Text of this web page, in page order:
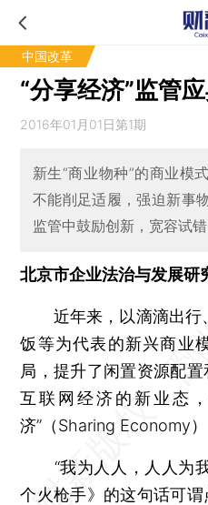
中国改革
“分享经济”监管
2016年01月01日第1期
新生“商业物种”的商业模
不能削足适履，强迫新事
监管中鼓励创新，宽容试错
北京市企业法治与发展研
近年来，以滴滴出行
饭等为代表的新兴商业
局，提升了闲置资源配
互联网经济的新业态
济”（Sharing Economy）
“我为人人，人人为我
个火枪手》的这句话可谓